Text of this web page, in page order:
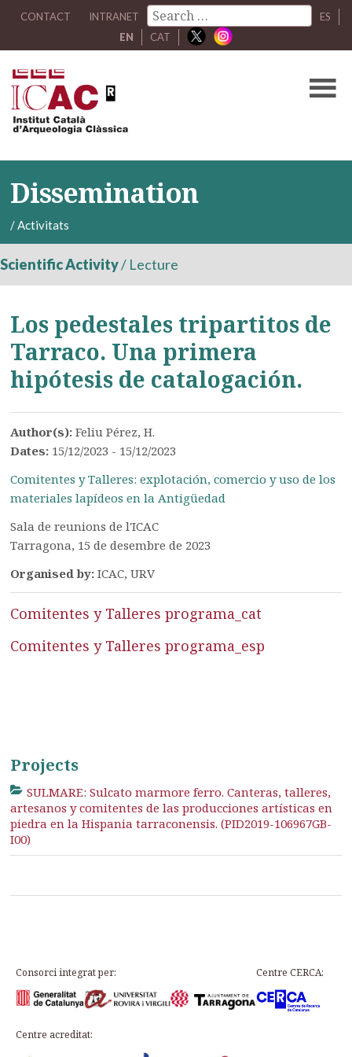
CONTACT INTRANET
ES
EN
CAT
Dissemination
/Activitats
Scientific Activity/ Lecture
Los pedestales tripartitos de
Tarraco. Una primera
hipótesis de catalogación.
Author(s):Feliu Pérez, H.
Dates: 15/12/2023 - 15/12/2023
Comitentes y Talleres: explotación, comercio y uso de los
materiales lapídeos en la Antigüedad
Sala de reunions de l'ICAC
Tarragona, 15 de desembre de 2023
Organised by:ICAC, URV
Comitentes y Talleres programa_cat
Comitentes y Talleres programa_esp
Projects
SULMARE: Sulcato marmore ferro. Canteras, talleres,
artesanos y comitentes de las producciones artísticas en
piedra en la Hispania tarraconensis. (PID2019-106967GB-
I00)
Consorci integrat per: Centre CERCA:
Centre acreditat: